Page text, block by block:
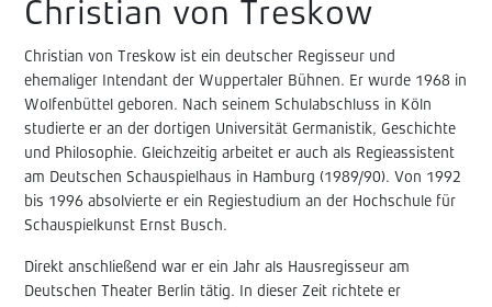
Christian von Treskow
Christian von Treskow ist ein deutscher Regisseur und
ehemaliger Intendant der Wuppertaler Bühnen. Er wurde 1968 in
Wolfenbüttel geboren. Nach seinem Schulabschluss in Köln
studierte er an der dortigen Universität Germanistik, Geschichte
und Philosophie. Gleichzeitig arbeitet er auch als Regieassistent
am Deutschen Schauspielhaus in Hamburg (1989/90). Von 1992
bis 1996 absolvierte er ein Regiestudium an der Hochschule für
Schauspielkunst Ernst Busch.
Direkt anschließend war er ein Jahr als Hausregisseur am
Deutschen Theater Berlin tätig. In dieser Zeit richtete er